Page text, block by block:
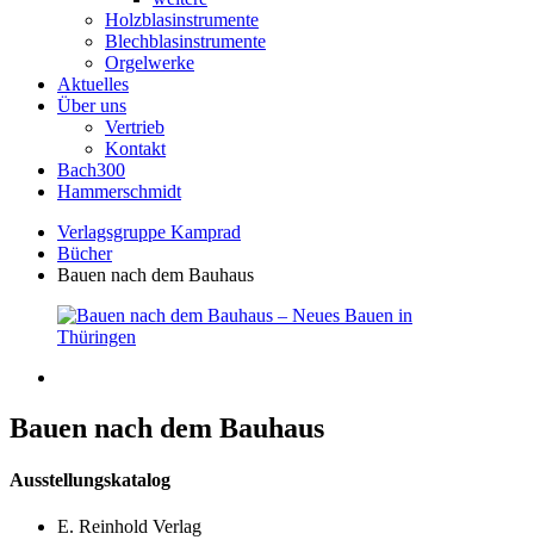
Holzblasinstrumente
Blechblasinstrumente
Orgelwerke
Aktuelles
Über uns
Vertrieb
Kontakt
Bach300
Hammerschmidt
Verlagsgruppe Kamprad
Bücher
Bauen nach dem Bauhaus
Bauen nach dem Bauhaus
Ausstellungskatalog
E. Reinhold Verlag